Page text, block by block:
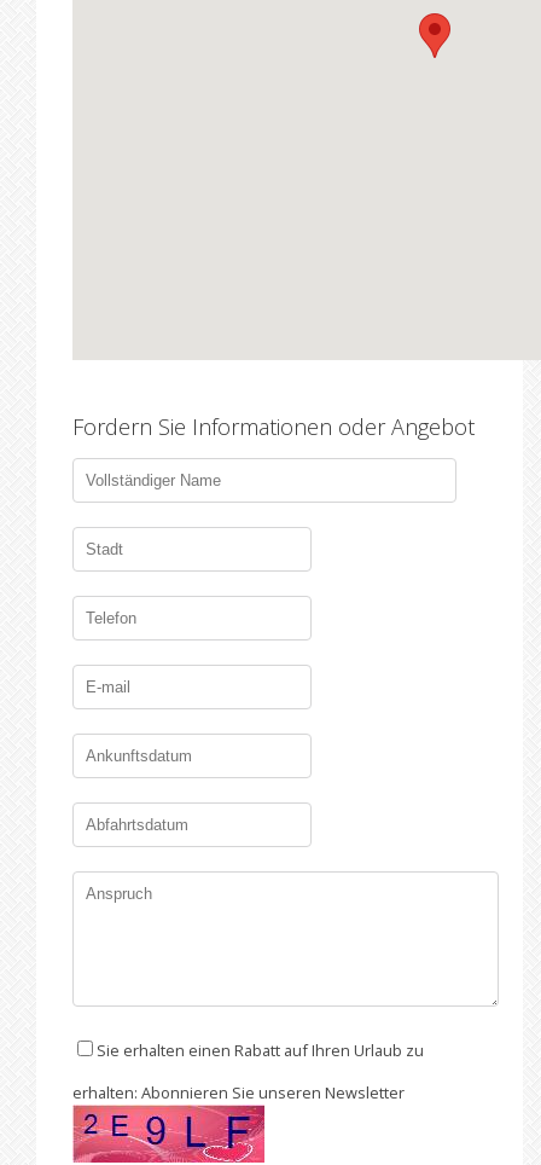
Fordern Sie Informationen oder Angebot
Sie erhalten einen Rabatt auf Ihren Urlaub zu
erhalten: Abonnieren Sie unseren Newsletter